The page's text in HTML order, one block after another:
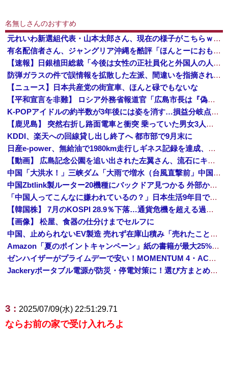
名無しさんのおすすめ
元れいわ新選組代表・山本太郎さん、現在の様子がこちらｗｗｗｗｗ
有名配信者さん、ジャングリア沖縄を酷評「ほんとーにおもんない！カス！」→炎上→逆に配信でブチギレ反論！絶叫しながら熱弁「誰かが声を上げないといけ...
【速報】日銀植田総裁「今後は女性の正社員化と外国人の人材活用が鍵」
防弾ガラスの件で誤情報を拡散した左派、間違いを指摘されても頑として認めなかった結果……
【ニュース】日本共産党の街宣車、ほんと碌でもないな
【平和宣言を非難】 ロシア外務省報道官「広島市長は『偽りの呪文』繰り返している」
K-POPアイドルの約半数が3年後には姿を消す…損益分岐点突破は4％未満
【鹿児島】 突然右折し路面電車と衝突 乗っていた男女3人は車を放置しダッシュで逃走中
KDDI、楽天への回線貸し出し終了へ 都市部で9月末に
日産e-power、無給油で1980km走行しギネス記録を達成、無駄な発電や送電ロスなくEVよりエコを証明
【動画】 広島記念公園を追い出された左翼さん、流石にキモすぎて炎上
中国「大洪水！」三峡ダム「大雨で増水（台風直撃前」中国ダム「緊急放流！」中国鉄道「列車が走行中に流される」中国避難所「支援物資は有料です」謎の勢力「え」→
中国Zbtlink製ルーター20機種にバックドア見つかる 外部から完全制御のおそれ
「中国人ってこんなに嫌われているの？」日本生活9年目で明かす本心！
【韓国株】 7月のKOSPI 28.9％下落…通貨危機を超える過去最大の下げ幅
【画像】 松屋、食器の仕分けまでセルフに
中国、止められないEV製造 売れず在庫山積み「売れたこと」にして補助金を騙し取る事案を思いつきが横行
Amazon「夏のポイントキャンペーン」紙の書籍が最大25%ポイント還元 対象と条件を整理（2026年7月）
ゼンハイザーがプライムデーで安い！MOMENTUM 4・ACCENTUMなど対象モデルまとめ！
Jackeryポータブル電源が防災・停電対策に！選び方まとめ【プライムデー最終日】
3 : 2025/07/09(水) 22:51:29.71
ならお前の家で受け入れろよ